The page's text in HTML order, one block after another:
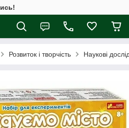
Розвиток і творчість Наукові